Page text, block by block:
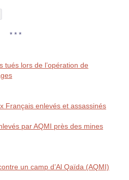
* * *
tués lors de l’opération de
Français enlevés et assassinés
par AQMI près des mines
un camp d’Al Qaïda (AQMI)